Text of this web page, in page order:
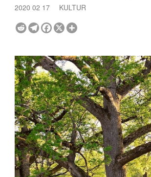
2020 02 17 KULTUR